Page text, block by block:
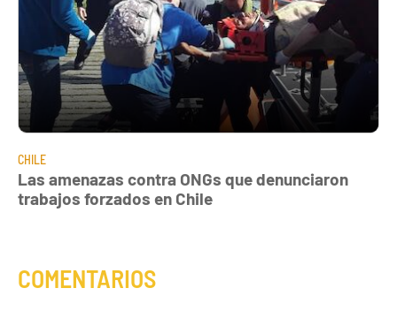
CHILE
Las amenazas contra ONGs que denunciaron
trabajos forzados en Chile
COMENTARIOS